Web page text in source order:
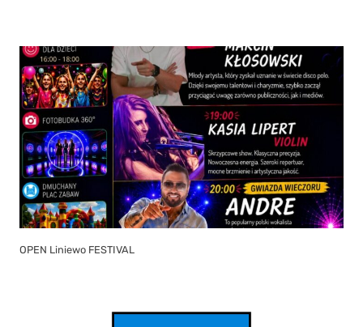
OPEN Liniewo FESTIVAL